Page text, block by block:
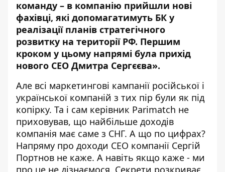
команду – в компанію прийшли нові
фахівці, які допомагатимуть БК у
реалізації планів стратегічного
розвитку на території РФ. Першим
кроком у цьому напрямі була прихід
нового СЕО Дмитра Сергєєва».
Але всі маркетингові кампанії російської і
української компаній з тих пір були як під
копірку. Та і сам керівник Parimatch не
приховував, що найбільше доходів
компанія має саме з СНГ. А що по цифрах?
Напряму про доходи СЕО компанії Сергій
Портнов не каже. А навіть якщо каже - ми
про це не дізнаємося. Секрети розкриває